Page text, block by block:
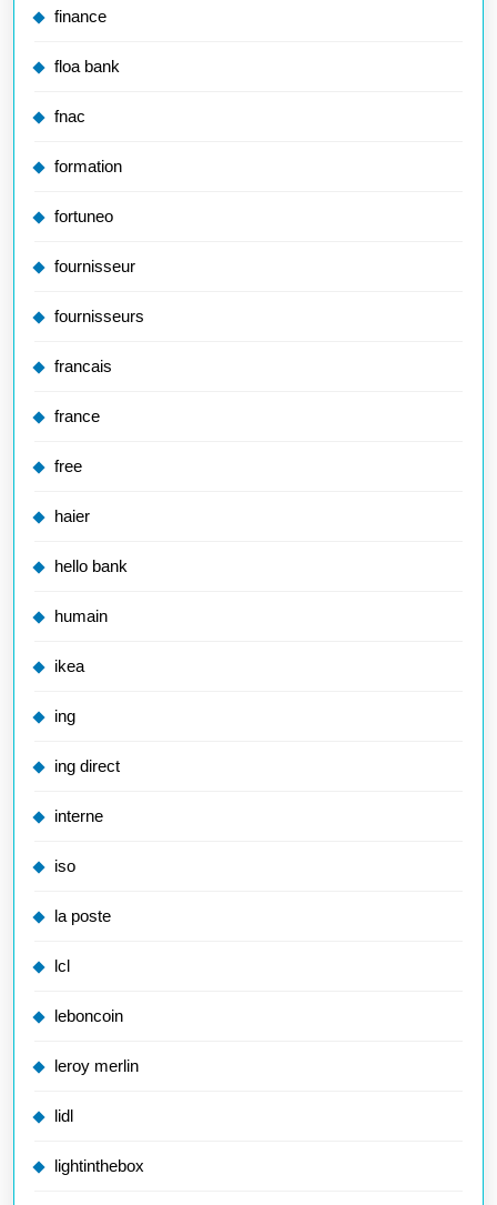
finance
floa bank
fnac
formation
fortuneo
fournisseur
fournisseurs
francais
france
free
haier
hello bank
humain
ikea
ing
ing direct
interne
iso
la poste
lcl
leboncoin
leroy merlin
lidl
lightinthebox